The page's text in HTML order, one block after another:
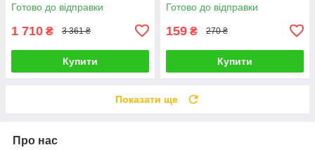
Готово до відправки
1 710 ₴ 3 361 ₴
Купити
Готово до відправки
159 ₴ 270 ₴
Купити
Показати ще
Про нас